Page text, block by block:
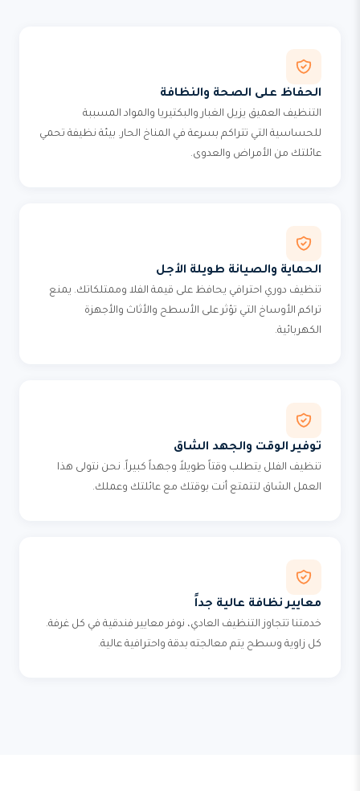
الحفاظ على الصحة والنظافة
التنظيف العميق يزيل الغبار والبكتيريا والمواد المسببة
للحساسية التي تتراكم بسرعة في المناخ الحار. بيئة نظيفة تحمي
عائلتك من الأمراض والعدوى.
الحماية والصيانة طويلة الأجل
تنظيف دوري احترافي يحافظ على قيمة الفلا وممتلكاتك. يمنع
تراكم الأوساخ التي تؤثر على الأسطح والأثاث والأجهزة
الكهربائية.
توفير الوقت والجهد الشاق
تنظيف الفلل يتطلب وقتاً طويلاً وجهداً كبيراً. نحن نتولى هذا
العمل الشاق لتتمتع أنت بوقتك مع عائلتك وعملك.
معايير نظافة عالية جداً
خدمتنا تتجاوز التنظيف العادي، نوفر معايير فندقية في كل غرفة.
كل زاوية وسطح يتم معالجته بدقة واحترافية عالية.